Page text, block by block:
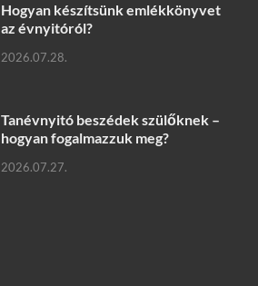
Hogyan készítsünk emlékkönyvet
az évnyitóról?
2026.07.28.
Tanévnyitó beszédek szülőknek –
hogyan fogalmazzuk meg?
2026.07.27.